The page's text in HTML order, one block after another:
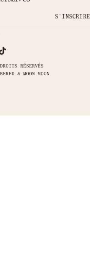
S'INSCRIRE
RÉSERVÉS
& MOON MOON